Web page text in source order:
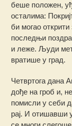
беше положен,
осталима:
би могао
последњи
и леже. Људи
вратише у град.
Четвртога дана
дође на гроб и,
помисли у себи
рај. И отишавши